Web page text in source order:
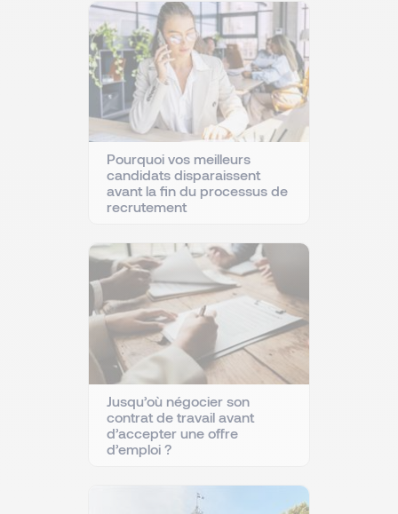
Pourquoi vos meilleurs
candidats disparaissent
avant la fin du processus de
recrutement
Jusqu’où négocier son
contrat de travail avant
d’accepter une offre
d’emploi ?